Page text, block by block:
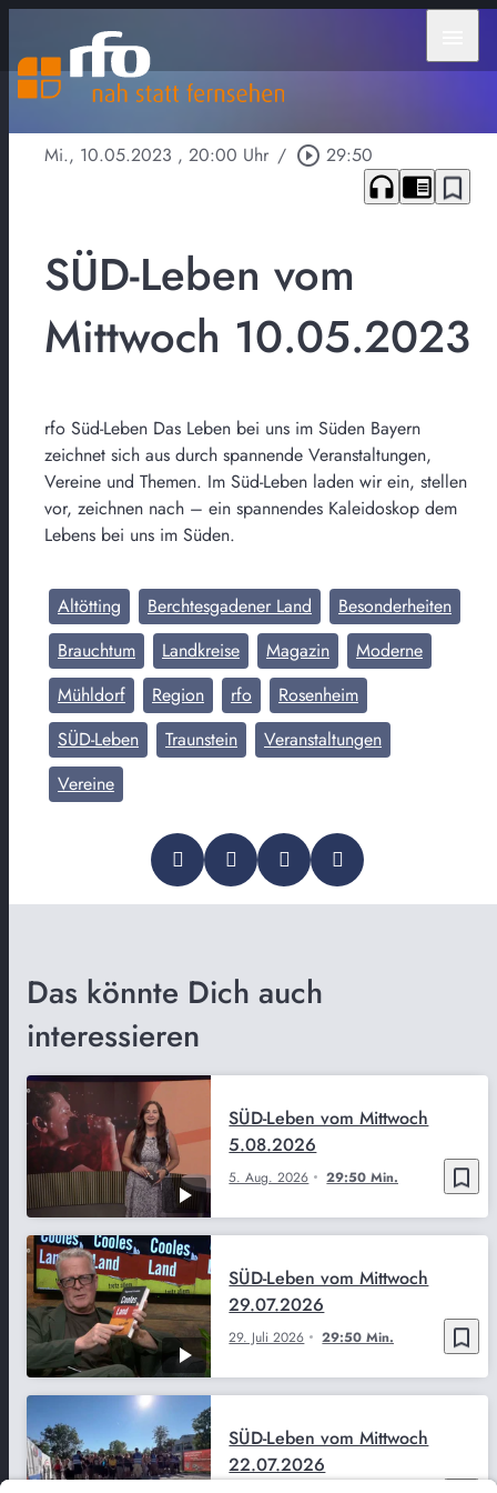
Mi., 10.05.2023 , 20:00 Uhr / play_circle_outline 29:50
headphones chrome_reader_mode bookmark_border
SÜD-Leben vom
Mittwoch 10.05.2023
rfo Süd-Leben Das Leben bei uns im Süden Bayern
zeichnet sich aus durch spannende Veranstaltungen,
Vereine und Themen. Im Süd-Leben laden wir ein, stellen
vor, zeichnen nach – ein spannendes Kaleidoskop dem
Lebens bei uns im Süden.
Altötting Berchtesgadener Land
Besonderheiten
Brauchtum
Landkreise Magazin
Moderne
Mühldorf
Region rfo
Rosenheim
SÜD-Leben
Traunstein
Veranstaltungen
Vereine
Das könnte Dich auch
interessieren
bookmark_border
5. Aug. 2026 29:50 Min.
SÜD-Leben vom Mittwoch
5.08.2026
bookmark_border
29. Juli 2026 29:50 Min.
SÜD-Leben vom Mittwoch
29.07.2026
SÜD-Leben vom Mittwoch
22.07.2026